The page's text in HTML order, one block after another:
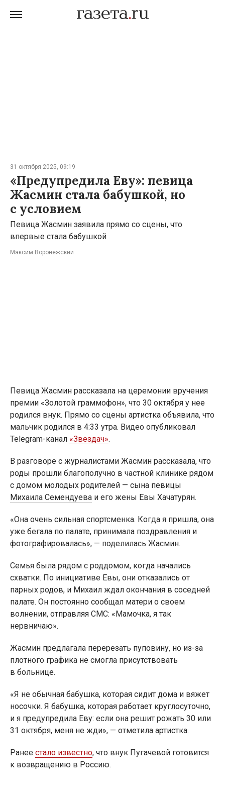
31 октября 2025, 09:19
«Предупредила Еву»: певица
Жасмин стала бабушкой, но
с условием
Певица Жасмин заявила прямо со сцены, что
впервые стала бабушкой
Максим Воронежский
Певица Жасмин рассказала на церемонии вручения
премии «Золотой граммофон», что 30 октября у нее
родился внук. Прямо со сцены артистка объявила, что
мальчик родился в 4:33 утра. Видео опубликовал
Telegram-канал «Звездач».
В разговоре с журналистами Жасмин рассказала, что
роды прошли благополучно в частной клинике рядом
с домом молодых родителей — сына певицы
Михаила Семендуева и его жены Евы Хачатурян.
«Она очень сильная спортсменка. Когда я пришла, она
уже бегала по палате, принимала поздравления и
фотографировалась», — поделилась Жасмин.
Семья была рядом с роддомом, когда начались
схватки. По инициативе Евы, они отказались от
парных родов, и Михаил ждал окончания в соседней
палате. Он постоянно сообщал матери о своем
волнении, отправляя СМС: «Мамочка, я так
нервничаю».
Жасмин предлагала перерезать пуповину, но из-за
плотного графика не смогла присутствовать
в больнице.
«Я не обычная бабушка, которая сидит дома и вяжет
носочки. Я бабушка, которая работает круглосуточно,
и я предупредила Еву: если она решит рожать 30 или
31 октября, меня не жди», — отметила артистка.
Ранее стало известно, что внук Пугачевой готовится
к возвращению в Россию.